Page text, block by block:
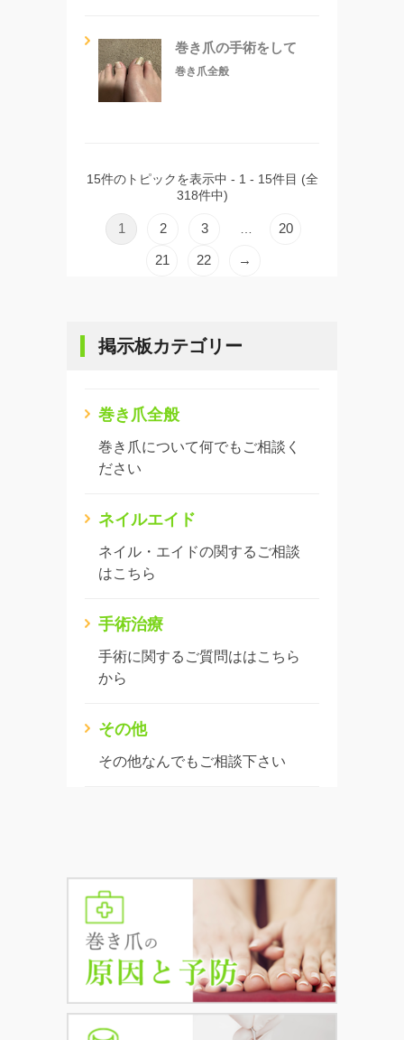
巻き爪の手術をして
巻き爪全般
15件のトピックを表示中 - 1 - 15件目 (全
318件中)
1 2 3 20
21 22 →
掲示板カテゴリー
巻き爪全般
巻き爪について何でもご相談く
ださい
ネイルエイド
ネイル・エイドの関するご相談
はこちら
手術治療
手術に関するご質問ははこちら
から
その他
その他なんでもご相談下さい